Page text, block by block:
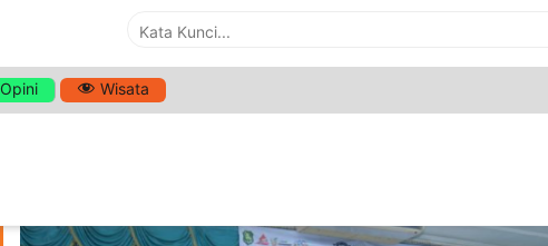
Opini Wisata
HASHTAG:TURNAMEN MOBILE LEGENDS MADURA